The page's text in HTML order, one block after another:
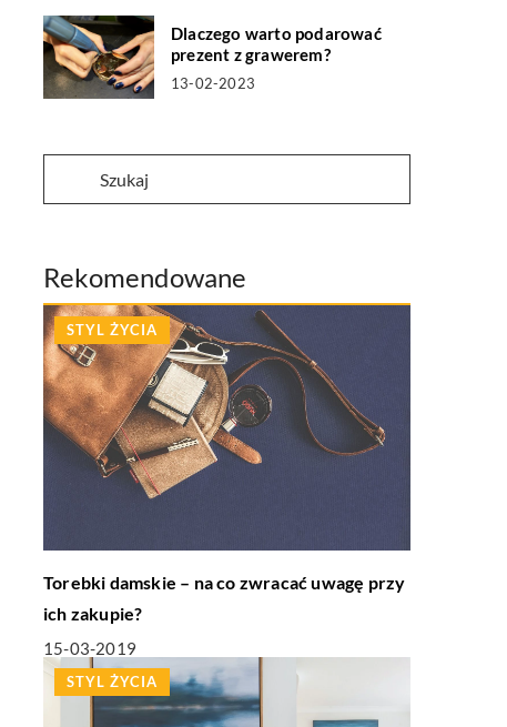
Dlaczego warto podarować
prezent z grawerem?
13-02-2023
Rekomendowane
STYL ŻYCIA
Torebki damskie – na co zwracać uwagę przy
ich zakupie?
15-03-2019
STYL ŻYCIA